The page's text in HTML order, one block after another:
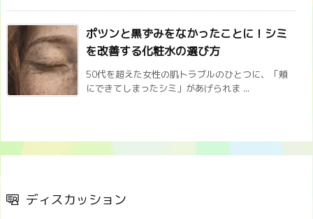
ポツンと黒ずみをなかったことに！シミ
を改善する化粧水の選び方
50代を超えた女性の肌トラブルのひとつに、「頬
にできてしまったシミ」があげられま ...
ディスカッション